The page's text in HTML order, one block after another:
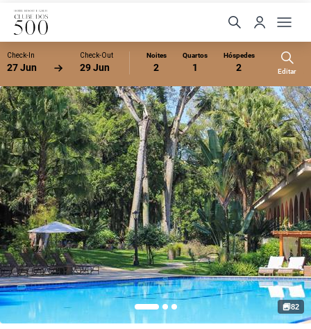
Check-In
27 Jun
Check-Out
29 Jun
Noites
2
Quartos
1
Hóspedes
2 Editar
82